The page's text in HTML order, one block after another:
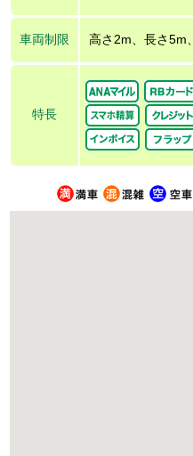
車両制限 高さ2m、長さ5m
特長